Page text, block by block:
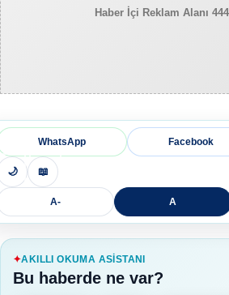
Haber İçi Reklam Alanı
WhatsApp Facebook
🌙 📖
A- A
AKILLI OKUMA ASISTANI
Bu haberde ne var?